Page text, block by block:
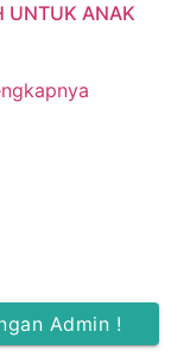
UNTUK ANAK
Admin !